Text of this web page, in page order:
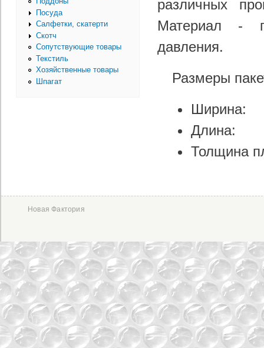
Посуда
Салфетки, скатерти
Скотч
Сопутствующие товары
Текстиль
Хозяйственные товары
Шпагат
различных
Материал -
давления.
Размеры
Толщина
Новая Фактория